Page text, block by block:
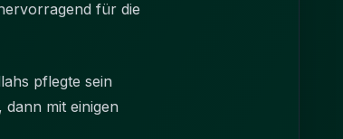
für die
pflegte sein
mit einigen